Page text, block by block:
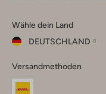
Instagram
Facebook
TikTok
Wähle dein Land
DEUTSCHLAND
dein
Land
Versandmethoden